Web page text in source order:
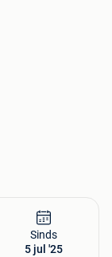
Sinds
5 jul '25